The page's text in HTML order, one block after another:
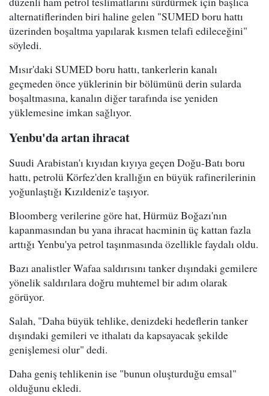
alternatiflerinden biri haline gelen "SUMED boru hattı
üzerinden boşaltma yapılarak kısmen telafi edileceğini"
söyledi.
Mısır'daki SUMED boru hattı, tankerlerin kanalı
geçmeden önce yüklerinin bir bölümünü derin sularda
boşaltmasına, kanalın diğer tarafında ise yeniden
yüklemesine imkan sağlıyor.
Yenbu'da artan ihracat
Suudi Arabistan'ı kıyıdan kıyıya geçen Doğu-Batı boru
hattı, petrolü Körfez'den krallığın en büyük rafinerilerinin
yoğunlaştığı Kızıldeniz'e taşıyor.
Bloomberg verilerine göre hat, Hürmüz Boğazı'nın
kapanmasından bu yana ihracat hacminin üç kattan fazla
arttığı Yenbu'ya petrol taşınmasında özellikle faydalı oldu.
Bazı analistler Wafaa saldırısını tanker dışındaki gemilere
yönelik saldırılara doğru muhtemel bir adım olarak
görüyor.
Salah, "Daha büyük tehlike, denizdeki hedeflerin tanker
dışındaki gemileri ve ithalatı da kapsayacak şekilde
genişlemesi olur" dedi.
Daha geniş tehlikenin ise "bunun oluşturduğu emsal"
olduğunu ekledi.